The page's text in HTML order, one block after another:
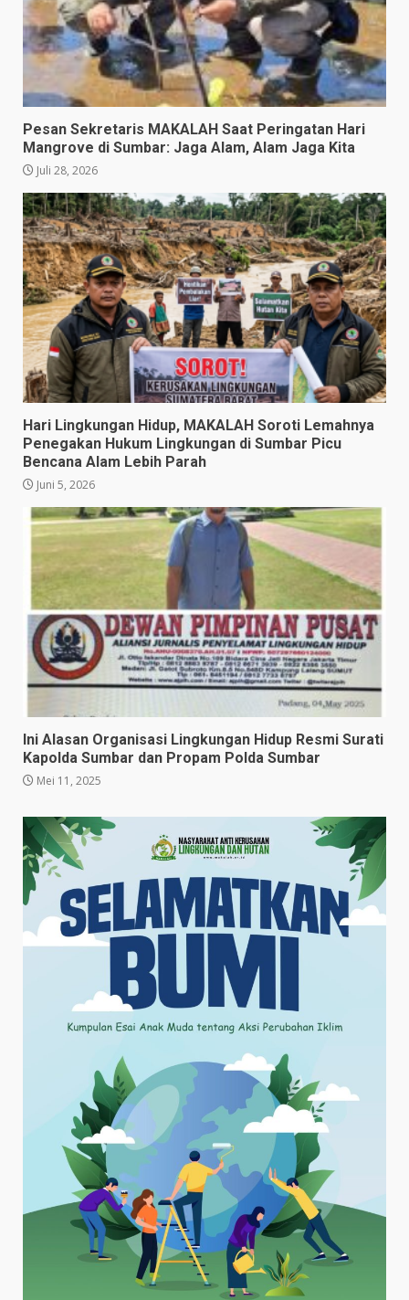
Pesan Sekretaris MAKALAH Saat Peringatan Hari
Mangrove di Sumbar: Jaga Alam, Alam Jaga Kita
Juli 28, 2026
​Hari Lingkungan Hidup, MAKALAH Soroti Lemahnya
Penegakan Hukum Lingkungan di Sumbar Picu
Bencana Alam Lebih Parah
Juni 5, 2026
Ini Alasan Organisasi Lingkungan Hidup Resmi Surati
Kapolda Sumbar dan Propam Polda Sumbar
Mei 11, 2025